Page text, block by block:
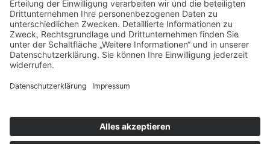
Ferienapartments
Dorfstraße 37
reservierung@gapa-ferien.de